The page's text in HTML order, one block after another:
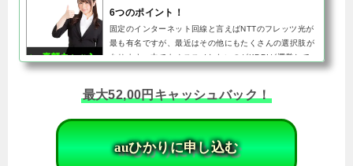
6つのポイント！
固定のインターネット回線と言えばNTTのフレッツ光が
最も有名ですが、最近はその他にもたくさんの選択肢が
あります。中でもオススメしたいのがKDDIが運営して
いる「auひかり」です。auひかりは他の回線に比べて
最大52,00円キャッシュバック！
auひかりに申し込む